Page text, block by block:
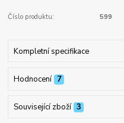
Číslo produktu: 599
Kompletní specifikace
Hodnocení 7
Související zboží 3